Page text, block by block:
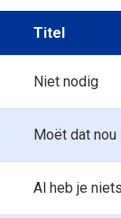
Titel
Niet nodig
Moët dat nou
Al heb je niets